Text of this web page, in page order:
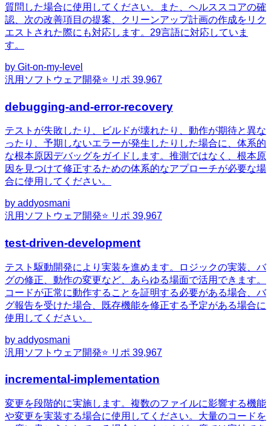
質問した場合に使用してください。また、ヘルススコアの確
認、次の改善項目の提案、クリーンアップ計画の作成をリク
エストされた際にも対応します。29言語に対応していま
す。
by Git-on-my-level
汎用 ソフトウェア開発⭐ リポ 39,967
debugging-and-error-recovery
テストが失敗したり、ビルドが壊れたり、動作が期待と異な
ったり、予期しないエラーが発生したりした場合に、体系的
な根本原因デバッグをガイドします。推測ではなく、根本原
因を見つけて修正するための体系的なアプローチが必要な場
合に使用してください。
by addyosmani
汎用 ソフトウェア開発⭐ リポ 39,967
test-driven-development
テスト駆動開発により実装を進めます。ロジックの実装、バ
グの修正、動作の変更など、あらゆる場面で活用できます。
コードが正常に動作することを証明する必要がある場合、バ
グ報告を受けた場合、既存機能を修正する予定がある場合に
使用してください。
by addyosmani
汎用 ソフトウェア開発⭐ リポ 39,967
incremental-implementation
変更を段階的に実施します。複数のファイルに影響する機能
や変更を実装する場合に使用してください。大量のコードを